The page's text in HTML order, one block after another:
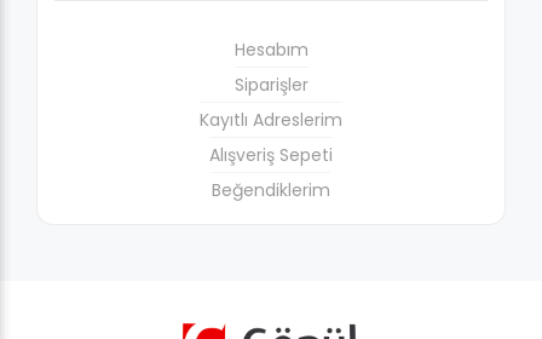
Hesabım
Siparişler
Kayıtlı Adreslerim
Alışveriş Sepeti
Beğendiklerim